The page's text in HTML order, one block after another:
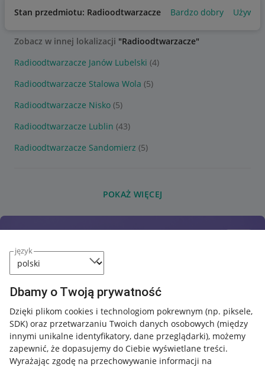
język
Dbamy o Twoją prywatność
Dzięki plikom cookies i technologiom pokrewnym (np. piksele,
SDK) oraz przetwarzaniu Twoich danych osobowych (między
innymi unikalne identyfikatory, dane przeglądarki), możemy
zapewnić, że dopasujemy do Ciebie wyświetlane treści.
Wyrażając zgodę na przechowywanie informacji na
Stan przedmiotu: Radioodtwarzacze Bardzo dobry
Zobacz w innej lokalizacji "Radioodtwarzacze"
Radioodtwarzacze Janów Lubelski (4)
Radioodtwarzacze Stalowa Wola (5)
Radioodtwarzacze Nisko (5)
Radioodtwarzacze Lublin (43)
Radioodtwarzacze Sandomierz (5)
POKAŻ WIĘCEJ